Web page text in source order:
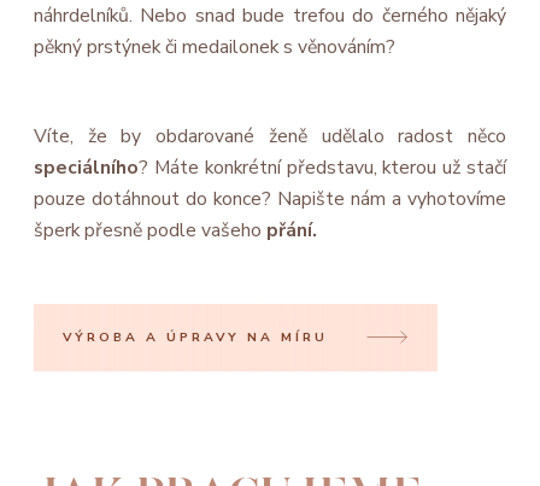
náhrdelníků. Nebo snad bude trefou do černého nějaký
pěkný prstýnek či medailonek s věnováním?
Víte, že by obdarované ženě udělalo radost něco
speciálního? Máte konkrétní představu, kterou už stačí
pouze dotáhnout do konce? Napište nám a vyhotovíme
šperk přesně podle vašeho přání.
VÝROBA A ÚPRAVY NA MÍRU